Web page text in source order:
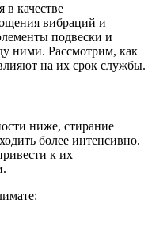
качестве
вибраций и
подвески и
ними. Рассмотрим, как
на их срок службы.
ниже, стирание
более интенсивно.
к их